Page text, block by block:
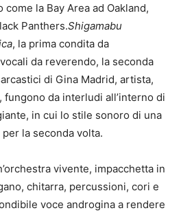
la Bay Area ad Oakland,
Panthers.Shigamabu
, la prima condita da
da reverendo, la seconda
di Gina Madrid, artista,
da interludi all’interno di
in cui lo stile sonoro di una
la seconda volta.
vivente, impacchetta in
chitarra, percussioni, cori e
voce androgina a rendere